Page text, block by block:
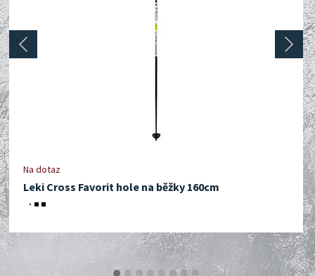
Na dotaz
Leki Cross Favorit hole na běžky 160cm
prev next